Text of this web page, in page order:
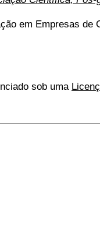
em Empresas de
sob uma